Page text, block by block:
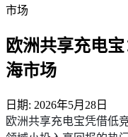
市场
欧洲共享充电
海市场
日期: 2026年5月28日
欧洲共享充电宝凭借低